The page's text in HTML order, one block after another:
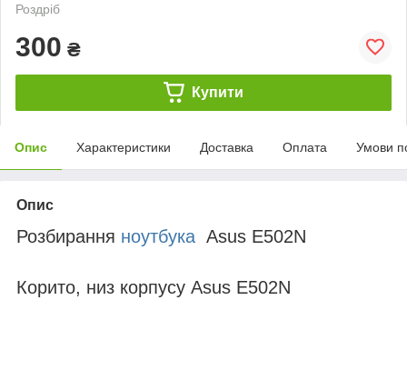
Роздріб
300 ₴
Купити
Опис Характеристики Доставка Оплата Умови
Опис
Розбирання ноутбука Asus E502N
Корито, низ корпусу Asus E502N